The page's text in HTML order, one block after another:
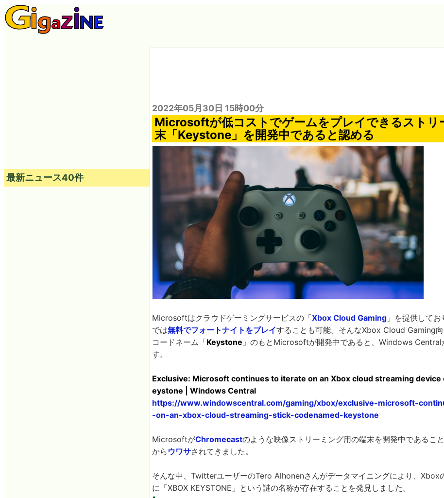
2022年05月30日 15時00分
Microsoftが低コストでゲームをプレイできるストリ
末「Keystone」を開発中であると認める
Microsoftはクラウドゲーミングサービスの「Xbox Cloud Gaming 」を提供して
では無料でフォートナイトをプレイすることも可能。そんなXbox Cloud Gaming
コードネーム「Keystone 」のもとMicrosoftが開発中であると、Windows Central
す。
Exclusive: Microsoft continues to iterate on an Xbox cloud streaming device
eystone | Windows Central
https://www.windowscentral.com/gaming/xbox/exclusive-microsoft-
-on-an-xbox-cloud-streaming-stick-codenamed-keystone
MicrosoftがChromecastのような映像ストリーミング用の端末を開発中であるこ
から ウワサされてきました。
そんな中、TwitterユーザーのTero Alhonenさんがデータマイニングにより、Xbox
に「XBOX KEYSTONE」という謎の名称が存在することを発見しました。
最新ニュース40件